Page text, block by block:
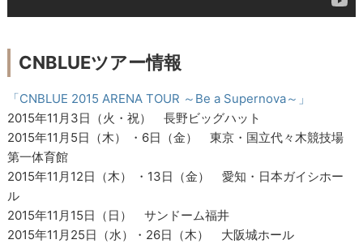
CNBLUEツアー情報
「CNBLUE 2015 ARENA TOUR ～Be a Supernova～」
2015年11月3日（火・祝） 長野ビッグハット
2015年11月5日（木） ・6日（金） 東京・国立代々木競技場
第一体育館
2015年11月12日（木） ・13日（金） 愛知・日本ガイシホー
ル
2015年11月15日（日） サンドーム福井
2015年11月25日（水）・26日（木） 大阪城ホール